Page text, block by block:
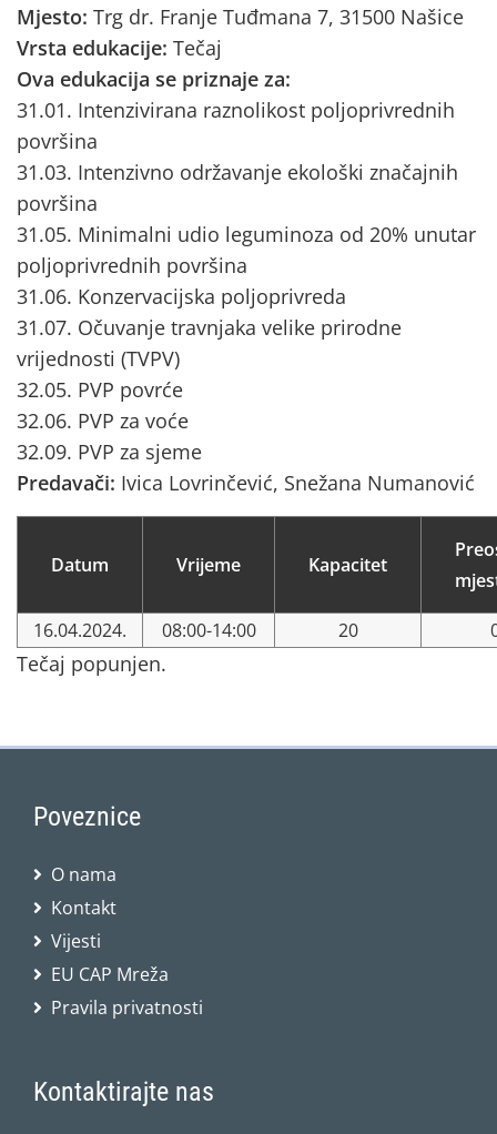
Mjesto: Trg dr. Franje Tuđmana 7, 31500 Našice
Vrsta edukacije: Tečaj
Ova edukacija se priznaje za:
31.01. Intenzivirana raznolikost poljoprivrednih
površina
31.03. Intenzivno održavanje ekološki značajnih
površina
31.05. Minimalni udio leguminoza od 20% unutar
poljoprivrednih površina
31.06. Konzervacijska poljoprivreda
31.07. Očuvanje travnjaka velike prirodne
vrijednosti (TVPV)
32.05. PVP povrće
32.06. PVP za voće
32.09. PVP za sjeme
Predavači: Ivica Lovrinčević, Snežana Numanović
Datum Vrijeme Kapacitet
16.04.2024. 08:00-14:00 20
Tečaj popunjen.
Poveznice
O nama
Kontakt
Vijesti
EU CAP Mreža
Pravila privatnosti
Kontaktirajte nas